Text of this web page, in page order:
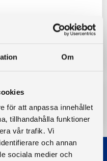
Om
för att anpassa innehållet
tillhandahålla funktioner
vår trafik. Vi
och annan
sociala medier och
ner